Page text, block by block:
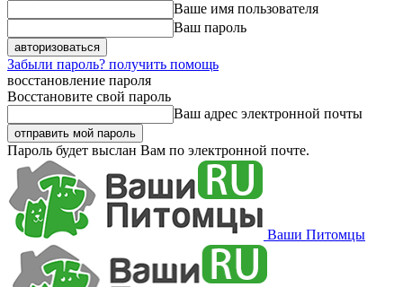
Ваше имя пользователя
Ваш пароль
Забыли пароль? получить помощь
восстановление пароля
Восстановите свой пароль
Ваш адрес электронной почты
Пароль будет выслан Вам по электронной почте.
Ваши Питомцы